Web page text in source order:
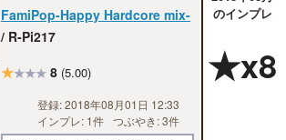
FamiPop-Happy Hardcore mix-
/ R-Pi217
★★★★ 8 (5.00)
登録: 2018年08月01日 12:33
インプレ: 1件 つぶやき: 3件
のインプレ
★x8